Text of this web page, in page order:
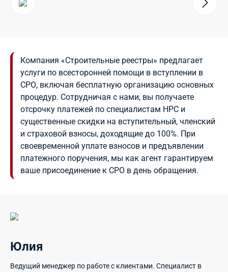
Компания «Строительные реестры» предлагает
услуги по всесторонней помощи в вступлении в
СРО, включая бесплатную организацию основных
процедур. Сотрудничая с нами, вы получаете
отсрочку платежей по специалистам НРС и
существенные скидки на вступительный, членский
и страховой взносы, доходящие до 100%. При
своевременной уплате взносов и предъявлении
платежного поручения, мы как агент гарантируем
ваше присоединение к СРО в день обращения.
Юлия
Ведущий менеджер по работе с клиентами. Специалист в